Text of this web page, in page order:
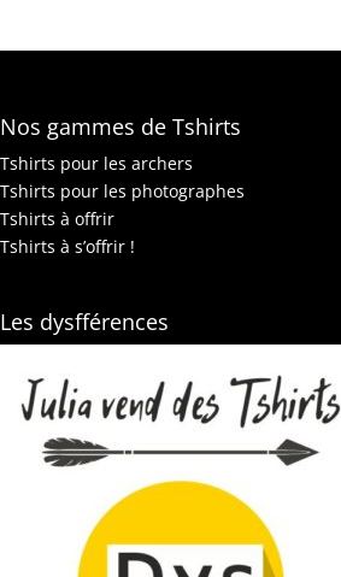
Nos gammes de Tshirts
Tshirts pour les archers
Tshirts pour les photographes
Tshirts à offrir
Tshirts à s’offrir !
Les dysfférences